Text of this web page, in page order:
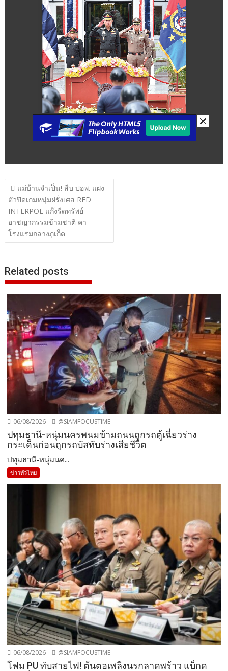
แนะแนว
เรื่อง
แม่บ้านจำเป็น! สืบ ปอพ. แฝง
ตัวปิดเกมหนุ่มฝรั่งเศส RED
INTERPOL แก๊งรีดทรัพย์
อาชญากรรมข้ามชาติ คา
โรงแรมกลางภูเก็ต
Related posts
06/08/2026 @SIAMFOCUSTIME
ปทุมธานี-หนุ่มนครพนมข้ามถนนถูกรถตู้เฉี่ยวร่าง
กระเด็นก่อนถูกรถบัสทับร่างเสียชีวิต
ปทุมธานี-หนุ่มนค...
ข่าวทั่วไทย
06/08/2026 @SIAMFOCUSTIME
โฟม PU ทับสายไฟ! ต้นตอเพลิงนรกลาดพร้าว แบ็กด